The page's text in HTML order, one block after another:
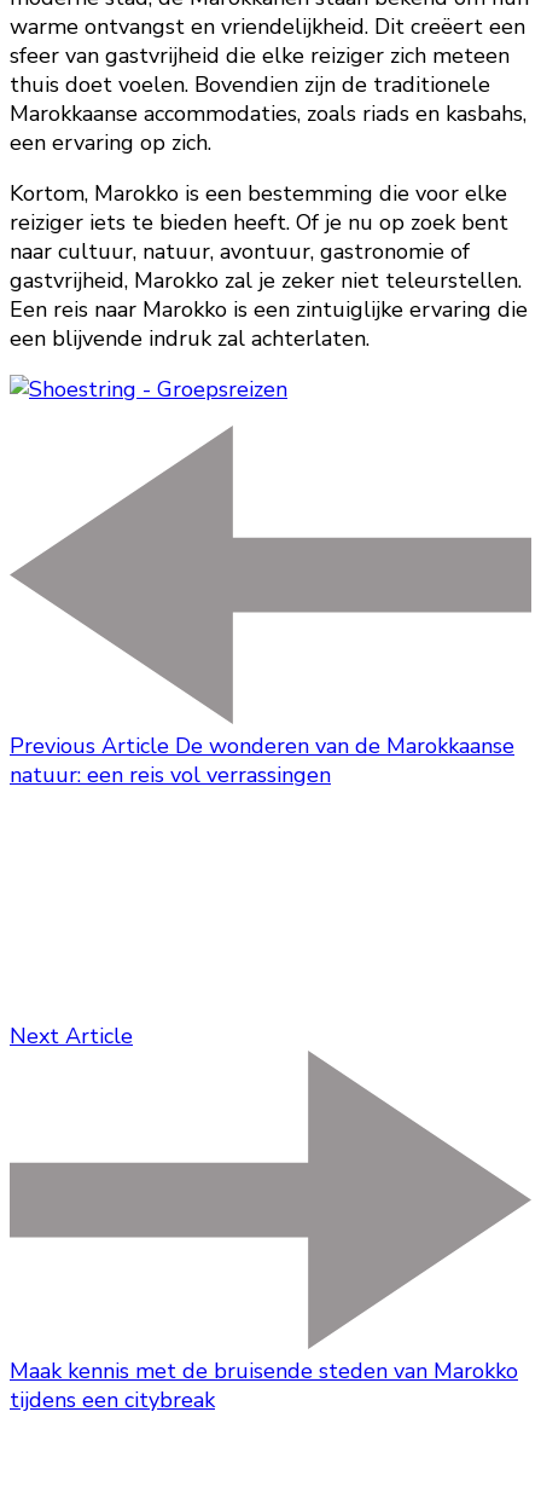
warme ontvangst en vriendelijkheid. Dit creëert een
sfeer van gastvrijheid die elke reiziger zich meteen
thuis doet voelen. Bovendien zijn de traditionele
Marokkaanse accommodaties, zoals riads en kasbahs,
een ervaring op zich.
Kortom, Marokko is een bestemming die voor elke
reiziger iets te bieden heeft. Of je nu op zoek bent
naar cultuur, natuur, avontuur, gastronomie of
gastvrijheid, Marokko zal je zeker niet teleurstellen.
Een reis naar Marokko is een zintuiglijke ervaring die
een blijvende indruk zal achterlaten.
Previous Article De wonderen van de Marokkaanse
natuur: een reis vol verrassingen
Next Article
Maak kennis met de bruisende steden van Marokko
tijdens een citybreak